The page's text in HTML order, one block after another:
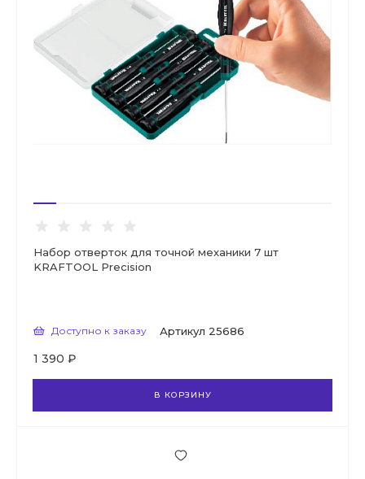
Набор отверток для точной механики 7 шт
KRAFTOOL Precision
Доступно к заказу Артикул 25686
1 390 ₽
В КОРЗИНУ